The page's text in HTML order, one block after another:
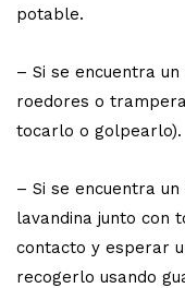
potable.
– Si se encuentra
roedores o
tocarlo o golpearlo).
– Si se encuentra
lavandina junto con
contacto y esperar
recogerlo usando